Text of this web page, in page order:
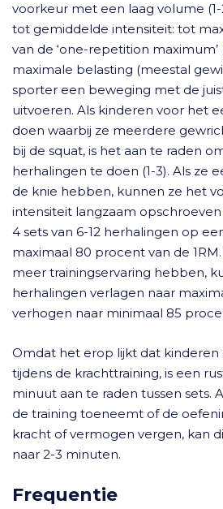
voorkeur met een laag volume
tot gemiddelde intensiteit: tot
van de ‘one-repetition maximum’
maximale belasting (meestal
sporter een beweging met de
uitvoeren. Als kinderen voor het
doen waarbij ze meerdere
bij de squat, is het aan te raden
herhalingen te doen (1-3). Als ze
de knie hebben, kunnen ze het
intensiteit langzaam
4 sets van 6-12 herhalingen op
maximaal 80 procent van de
meer trainingservaring hebben,
herhalingen verlagen naar
verhogen naar minimaal 85
Omdat het erop lijkt dat kinderen
tijdens de krachttraining, is een
minuut aan te raden tussen sets.
de training toeneemt of de
kracht of vermogen vergen, kan
naar 2-3 minuten.
Frequentie